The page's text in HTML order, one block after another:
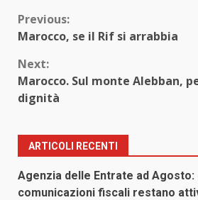
Continue
Previous:
Marocco, se il Rif si arrabbia
Next:
Marocco. Sul monte Alebban,
dignità
ARTICOLI RECENTI
Agenzia delle Entrate ad Agosto:
comunicazioni fiscali restano